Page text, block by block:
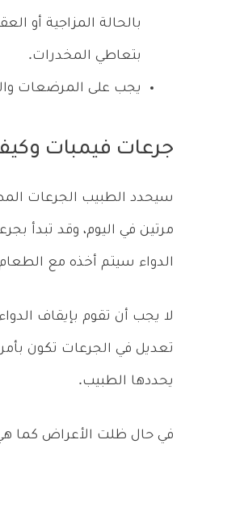
بالحالة المزاجية أو
بتعاطي المخدرات.
يجب على المرضعات
جرعات فيمبات
سيحدد الطبيب الجرعات
مرتين في اليوم، وقد تبدأ
الدواء سيتم أخذه مع
لا يجب أن تقوم بإيقاف
تعديل في الجرعات تكون بأمر
يحددها الطبيب.
في حال ظلت الأعراض كما